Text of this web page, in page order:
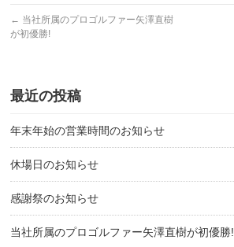
← 当社所属のプロゴルファー矢澤直樹
が初優勝!
最近の投稿
年末年始の営業時間のお知らせ
休場日のお知らせ
感謝祭のお知らせ
当社所属のプロゴルファー矢澤直樹が初優勝!